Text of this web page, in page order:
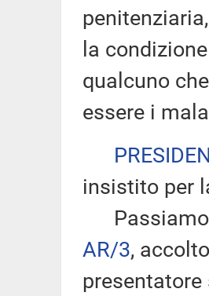
la
qualcuno
essere i
insistito per
Passiamo
AR/3,